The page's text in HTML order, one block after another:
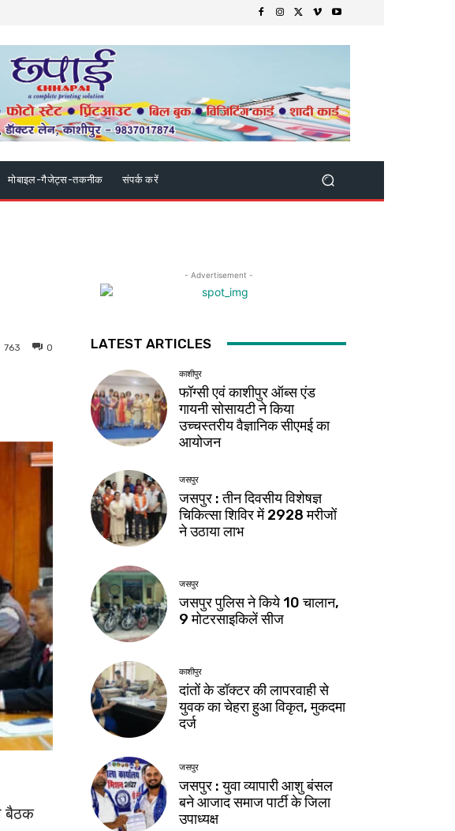
मोबाइल-गैजेट्स-तकनीक संपर्क करें
0
763
बैठक
- Advertisement -
LATEST ARTICLES
काशीपुर
फॉग्सी एवं काशीपुर ऑब्स एंड
गायनी सोसायटी ने किया
उच्चस्तरीय वैज्ञानिक सीएमई का
आयोजन
जसपुर
जसपुर : तीन दिवसीय विशेषज्ञ
चिकित्सा शिविर में 2928 मरीजों
ने उठाया लाभ
जसपुर
जसपुर पुलिस ने किये 10 चालान,
9 मोटरसाइकिलें सीज
काशीपुर
दांतों के डॉक्टर की लापरवाही से
युवक का चेहरा हुआ विकृत, मुकदमा
दर्ज
जसपुर
जसपुर : युवा व्यापारी आशु बंसल
बने आजाद समाज पार्टी के जिला
उपाध्यक्ष